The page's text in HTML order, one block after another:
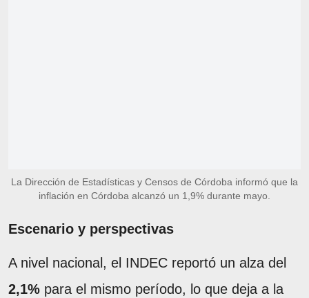
La Dirección de Estadísticas y Censos de Córdoba informó que la
inflación en Córdoba alcanzó un 1,9% durante mayo.
Escenario y perspectivas
A nivel nacional, el INDEC reportó un alza del
2,1% para el mismo período, lo que deja a la